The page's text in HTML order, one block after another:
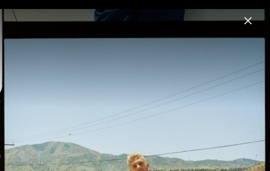
Menu
Fotos Biografie
Pressefotos 2026